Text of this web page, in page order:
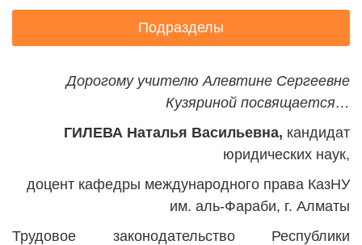
Подразделы
Дорогому учителю Алевтине Сергеевне
Кузяриной посвящается…
ГИЛЕВА Наталья Васильевна, кандидат
юридических наук,
доцент кафедры международного права КазНУ
им. аль-Фараби, г. Алматы
Трудовое законодательство Республики